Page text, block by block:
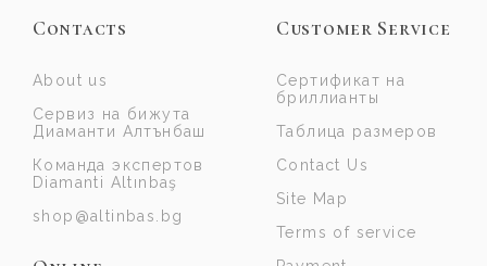
Contacts
About us
Сервиз на бижута
Диаманти Алтънбаш
Команда экспертов
Diamanti Altınbaş
shop@altinbas.bg
Customer Service
Сертификат на
бриллианты
Таблица размеров
Contact Us
Site Map
Terms of service